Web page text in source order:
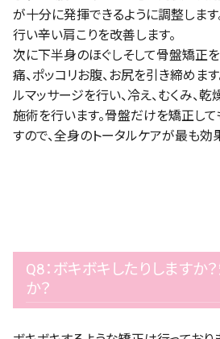
が十分に発揮できるように調整します
行い辛い肩こりを改善します。
次に下半身のほぐしそして骨盤矯正を
痛、ポッコリお腹、お尻を引き締めま
ルマッサージを行い、冷え、むくみ、
施術を行います。骨盤だけを矯正して
すので、全身のトータルケアが最も効
Q8：ボキボキしたりしますか
か？